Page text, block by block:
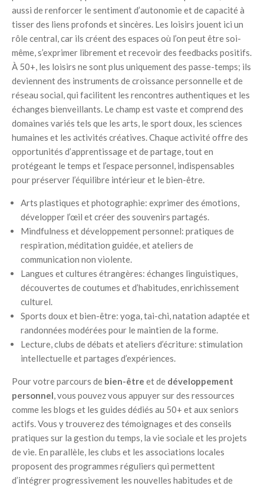
aussi de renforcer le sentiment d’autonomie et de capacité à
tisser des liens profonds et sincères. Les loisirs jouent ici un
rôle central, car ils créent des espaces où l’on peut être soi-
même, s’exprimer librement et recevoir des feedbacks positifs.
À 50+, les loisirs ne sont plus uniquement des passe-temps; ils
deviennent des instruments de croissance personnelle et de
réseau social, qui facilitent les rencontres authentiques et les
échanges bienveillants. Le champ est vaste et comprend des
domaines variés tels que les arts, le sport doux, les sciences
humaines et les activités créatives. Chaque activité offre des
opportunités d’apprentissage et de partage, tout en
protégeant le temps et l’espace personnel, indispensables
pour préserver l’équilibre intérieur et le bien-être.
Arts plastiques et photographie: exprimer des émotions,
développer l’œil et créer des souvenirs partagés.
Mindfulness et développement personnel: pratiques de
respiration, méditation guidée, et ateliers de
communication non violente.
Langues et cultures étrangères: échanges linguistiques,
découvertes de coutumes et d’habitudes, enrichissement
culturel.
Sports doux et bien-être: yoga, tai-chi, natation adaptée et
randonnées modérées pour le maintien de la forme.
Lecture, clubs de débats et ateliers d’écriture: stimulation
intellectuelle et partages d’expériences.
Pour votre parcours de bien-être et de développement
personnel , vous pouvez vous appuyer sur des ressources
comme les blogs et les guides dédiés au 50+ et aux seniors
actifs. Vous y trouverez des témoignages et des conseils
pratiques sur la gestion du temps, la vie sociale et les projets
de vie. En parallèle, les clubs et les associations locales
proposent des programmes réguliers qui permettent
d’intégrer progressivement les nouvelles habitudes et de